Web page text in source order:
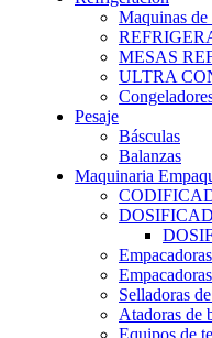
Maquinas
MESAS
ULTRA
Pesaje
Básculas
Balanzas
Maquinaria
Selladoras
Atadoras de